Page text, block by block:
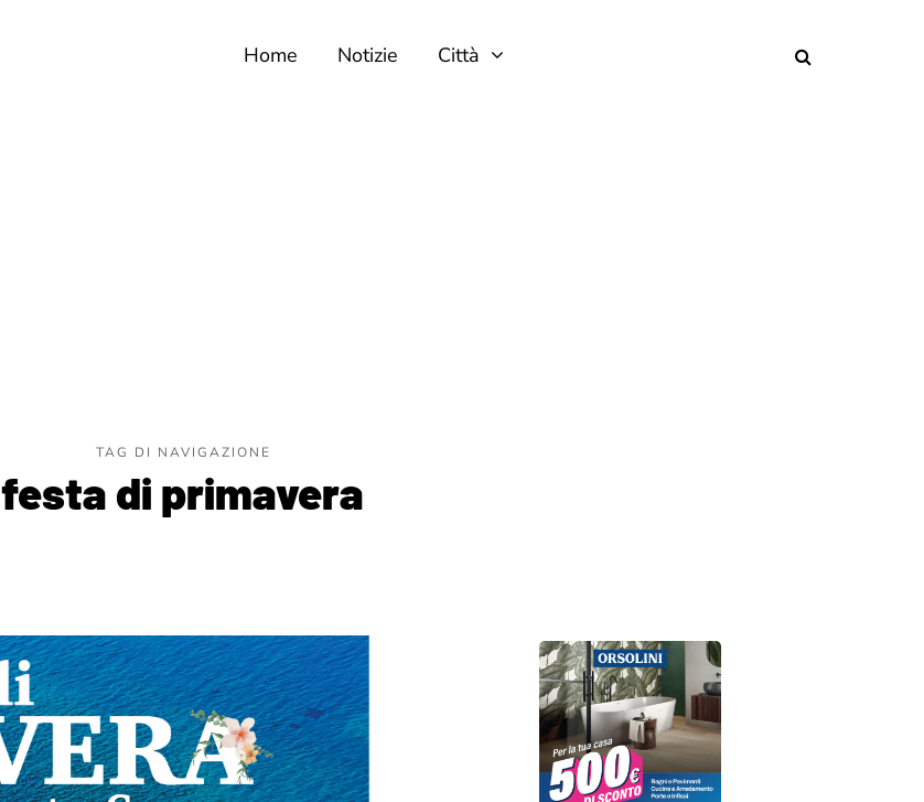
Home Notizie Città
TAG DI NAVIGAZIONE
festa di primavera